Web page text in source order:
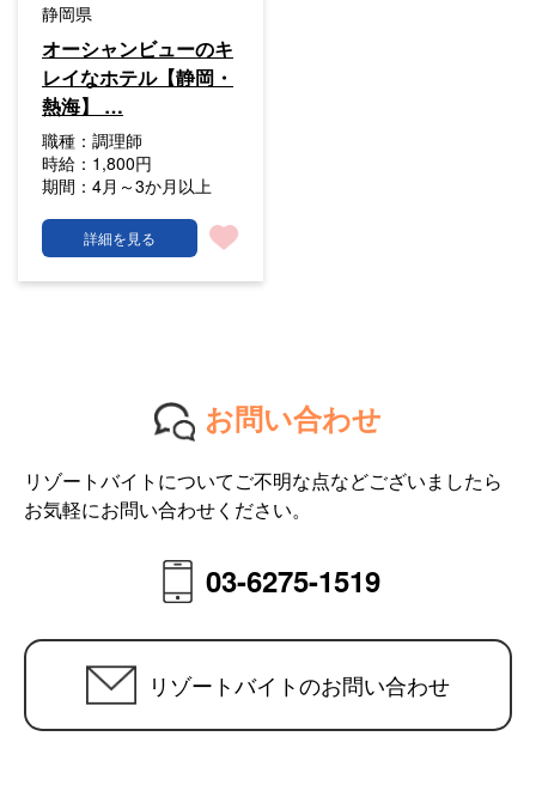
静岡県
オーシャンビューのキ
レイなホテル【静岡・
熱海】 …
職種： 調理師
時給： 1,800円
期間： 4月～3か月以上
詳細を見る
お問い合わせ
リゾートバイトについてご不明な点などございましたら
お気軽にお問い合わせください。
03-6275-1519
リゾートバイトのお問い合わせ